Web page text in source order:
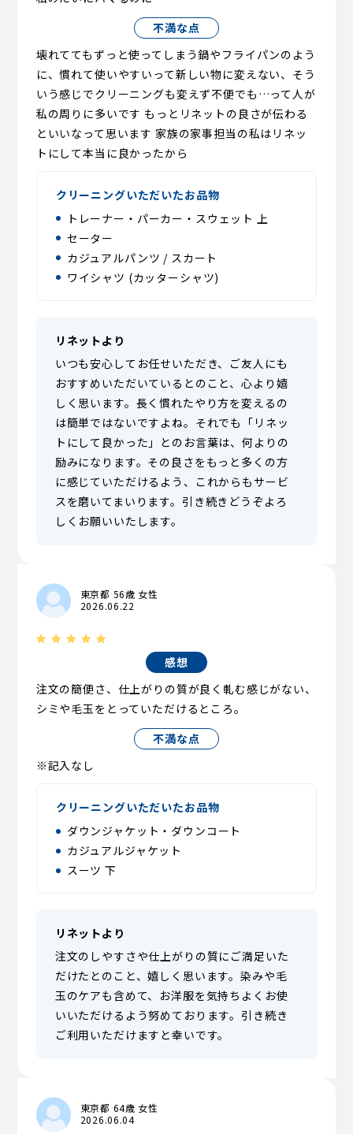
不満な点
壊れててもずっと使ってしまう鍋やフライパンのよう
に、慣れて使いやすいって新しい物に変えない、そう
いう感じでクリーニングも変えず不便でも…って人が
私の周りに多いです もっとリネットの良さが伝わる
といいなって思います 家族の家事担当の私はリネッ
トにして本当に良かったから
クリーニングいただいたお品物
トレーナー・パーカー・スウェット 上
セーター
カジュアルパンツ / スカート
ワイシャツ (カッターシャツ)
リネットより
いつも安心してお任せいただき、ご友人にも
おすすめいただいているとのこと、心より嬉
しく思います。長く慣れたやり方を変えるの
は簡単ではないですよね。それでも「リネッ
トにして良かった」とのお言葉は、何よりの
励みになります。その良さをもっと多くの方
に感じていただけるよう、これからもサービ
スを磨いてまいります。引き続きどうぞよろ
しくお願いいたします。
東京都 56歳 女性
2026.06.22
感想
注文の簡便さ、仕上がりの質が良く軋む感じがない、
シミや毛玉をとっていただけるところ。
不満な点
※記入なし
クリーニングいただいたお品物
ダウンジャケット・ダウンコート
カジュアルジャケット
スーツ 下
リネットより
注文のしやすさや仕上がりの質にご満足いた
だけたとのこと、嬉しく思います。染みや毛
玉のケアも含めて、お洋服を気持ちよくお使
いいただけるよう努めております。引き続き
ご利用いただけますと幸いです。
東京都 64歳 女性
2026.06.04